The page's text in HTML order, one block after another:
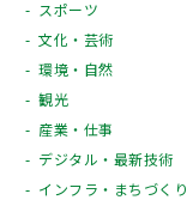
スポーツ
文化・芸術
環境・自然
観光
産業・仕事
デジタル・最新技術
インフラ・まちづくり